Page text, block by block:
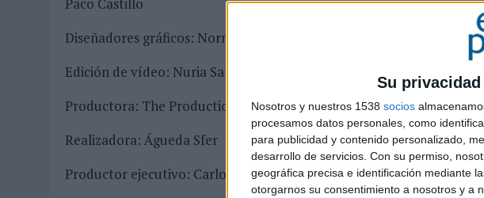
Su
Nosotros y nuestros 1538 socios
procesamos datos personales, como
para publicidad y contenido personalizado,
desarrollo de servicios. Con su permiso,
geográfica precisa e identificación mediante
otorgarnos su consentimiento a nosotros y a
Paco Castillo
Diseñadores gráficos: Norman Pons y Julio Gárnez
Edición de vídeo: Nuria Salgado
Productora: The Production Club
Realizadora: Águeda Sfer
Productor ejecutivo: Carlos Vidal-Ribas & Jorge Llama